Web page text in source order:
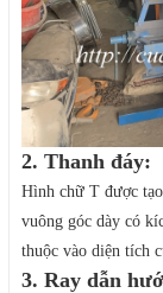
2. Thanh đáy:
Hình chữ T được
vuông góc dày có
thuộc vào diện tích
3. Ray dẫn